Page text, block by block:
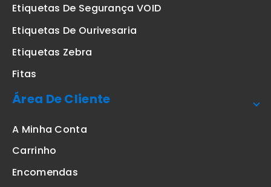
Etiquetas De Segurança VOID
Etiquetas De Ourivesaria
Etiquetas Zebra
Fitas
Área De Cliente
A Minha Conta
Carrinho
Encomendas